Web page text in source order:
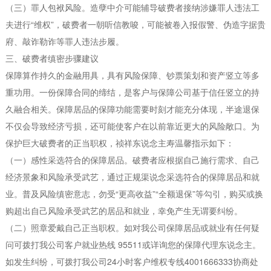
（三）罪人包袱风险。造孽中介可能辅导破费者接纳涉嫌罪人违法工
夫进行“维权”，破费者一朝听信教唆，可能被卷入报假警、伪造字据贵
府、敲诈勒诈等罪人违法步履。
三、破费者缜密步骤建议
保障算作持久的金融用具，具有风险保障、钞票策划和资产竖立等多
重功用。一份保障合同的缔结，是客户与保障公司基于信任竖立的持
久融合相关。保障居品的保障功能需要时刻才能充分体现，半途退保
不仅会导致经济亏损，还可能使客户在以前靠近更大的风险敞口。为
保护巨大破费者的正当职权，祯祥东说念主寿温馨指示如下：
（一）感性采选符合的保障居品。破费者应根据自己施行需求、自己
经济景象和风险承受武艺，通过正规渠说念采选符合的保障居品和就
业。普及风险缜密意志，勿受“更高收益”“全额退保”等勾引，购买或换
购超出自己风险承受武艺的居品和就业，幸免产生无谓要纠纷。
（二）照章爱戴自己正当职权。如对我公司保障居品或就业有任何疑
问可拨打我公司客户就业热线 95511或详询您的保障代理东说念主。
如发生纠纷，可拨打我公司24小时客户维权专线4001666333协商处